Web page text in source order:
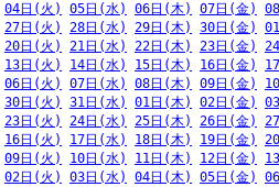
04日(火) 05日(水) 06日(木) 07日(金)
27日(火) 28日(水) 29日(木) 30日(金)
20日(火) 21日(水) 22日(木) 23日(金)
13日(火) 14日(水) 15日(木) 16日(金)
06日(火) 07日(水) 08日(木) 09日(金)
30日(火) 31日(水) 01日(木) 02日(金)
23日(火) 24日(水) 25日(木) 26日(金)
16日(火) 17日(水) 18日(木) 19日(金)
09日(火) 10日(水) 11日(木) 12日(金)
02日(火) 03日(水) 04日(木) 05日(金)